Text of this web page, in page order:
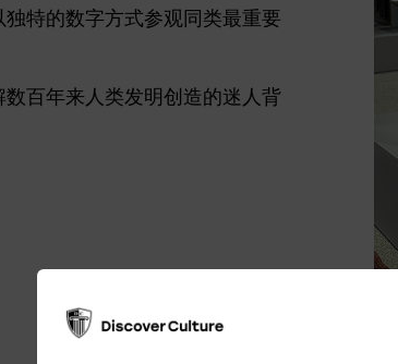
特的数字方式参观同类最重要
百年来人类发明创造的迷人背